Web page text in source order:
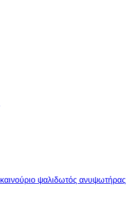
καινούριο ψαλιδωτός ανυψωτήρας